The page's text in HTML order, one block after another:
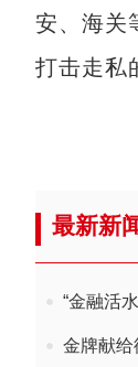
安、海关
打击走私
最新新
“金融活
金牌献给